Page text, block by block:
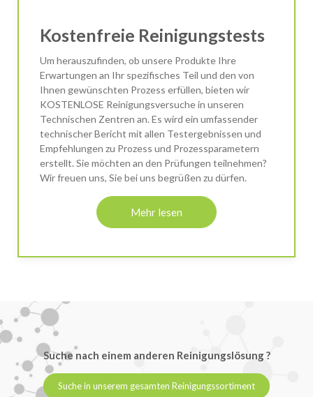
Kostenfreie Reinigungstests
Um herauszufinden, ob unsere Produkte Ihre
Erwartungen an Ihr spezifisches Teil und den von
Ihnen gewünschten Prozess erfüllen, bieten wir
KOSTENLOSE Reinigungsversuche in unseren
Technischen Zentren an. Es wird ein umfassender
technischer Bericht mit allen Testergebnissen und
Empfehlungen zu Prozess und Prozessparametern
erstellt. Sie möchten an den Prüfungen teilnehmen?
Wir freuen uns, Sie bei uns begrüßen zu dürfen.
Mehr lesen
Suche nach einem anderen Reinigungslösung ?
Suche in unserem gesamten Reinigungssortiment